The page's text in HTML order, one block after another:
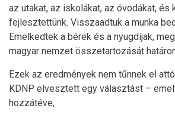
az utakat, az iskolákat, az óvodákat, és
fejlesztettünk. Visszaadtuk a munka
Emelkedtek a bérek és a nyugdíjak,
magyar nemzet összetartozását
Ezek az eredmények nem tűnnek el
KDNP elvesztett egy választást –
hozzátéve,